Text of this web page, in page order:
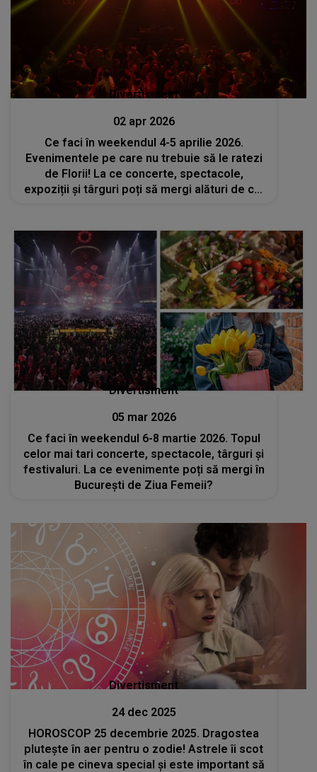
Divertisment
02 apr 2026
Ce faci în weekendul 4-5 aprilie 2026.
Evenimentele pe care nu trebuie să le ratezi
de Florii! La ce concerte, spectacole,
expoziții și târguri poți să mergi alături de cei
Divertisment
05 mar 2026
Ce faci în weekendul 6-8 martie 2026. Topul
celor mai tari concerte, spectacole, târguri și
festivaluri. La ce evenimente poți să mergi în
București de Ziua Femeii?
Divertisment
24 dec 2025
HOROSCOP 25 decembrie 2025. Dragostea
plutește în aer pentru o zodie! Astrele îi scot
în cale pe cineva special și este important să